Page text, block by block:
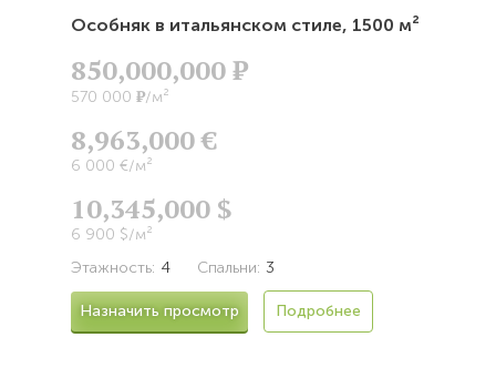
Особняк в итальянском стиле, 1500 м²
850,000,000Р
570 000 Р/м²
8,963,000 €
6 000 €/м²
10,345,000 $
6 900 $/м²
Этажность: 4 Спальни: 3
Назначить просмотр Подробнее